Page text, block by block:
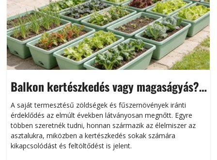
Balkon kertészkedés vagy magaságyás?
Helytakarékos kertészkedés
A saját termesztésű zöldségek és fűszernövények iránti
érdeklődés az elmúlt években látványosan megnőtt. Egyre
többen szeretnék tudni, honnan származik az élelmiszer az
asztalukra, miközben a kertészkedés sokak számára
kikapcsolódást és feltöltődést is jelent.